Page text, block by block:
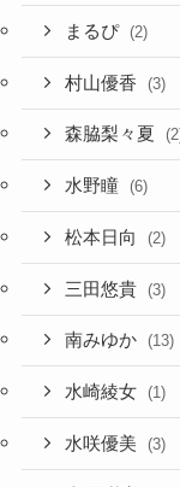
まるぴ (2)
村山優香 (3)
森脇梨々夏
水野瞳 (6)
松本日向 (2)
三田悠貴 (3)
南みゆか (13)
水崎綾女 (1)
水咲優美 (3)